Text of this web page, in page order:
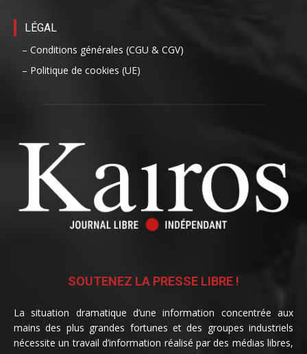
LÉGAL
– Conditions générales (CGU & CGV)
– Politique de cookies (UE)
SOUTENEZ LA PRESSE LIBRE !
La situation dramatique d’une information concentrée aux
mains des plus grandes fortunes et des groupes industriels
nécessite un travail d’information réalisé par des médias libres,